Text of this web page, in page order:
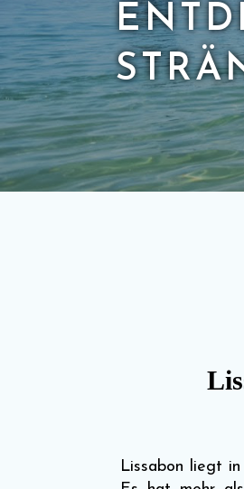
Lissabon liegt